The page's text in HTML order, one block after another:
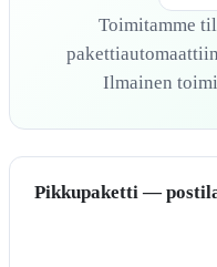
Toimitamme
Ilmainen
Pikkupaketti —